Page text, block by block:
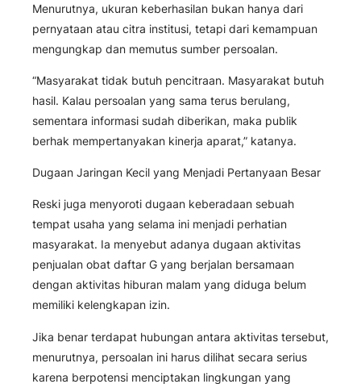
Menurutnya, ukuran keberhasilan bukan hanya dari
pernyataan atau citra institusi, tetapi dari kemampuan
mengungkap dan memutus sumber persoalan.
“Masyarakat tidak butuh pencitraan. Masyarakat butuh
hasil. Kalau persoalan yang sama terus berulang,
sementara informasi sudah diberikan, maka publik
berhak mempertanyakan kinerja aparat,” katanya.
Dugaan Jaringan Kecil yang Menjadi Pertanyaan Besar
Reski juga menyoroti dugaan keberadaan sebuah
tempat usaha yang selama ini menjadi perhatian
masyarakat. Ia menyebut adanya dugaan aktivitas
penjualan obat daftar G yang berjalan bersamaan
dengan aktivitas hiburan malam yang diduga belum
memiliki kelengkapan izin.
Jika benar terdapat hubungan antara aktivitas tersebut,
menurutnya, persoalan ini harus dilihat secara serius
karena berpotensi menciptakan lingkungan yang